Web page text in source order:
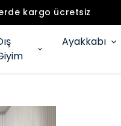
kargo ücretsiz
Ayakkabı